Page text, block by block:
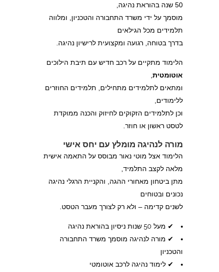
50 שנה בהוראת נהיגה,
מוסמך על ידי משרד התחבורה והטכניון, ומלווה
תלמידים מכל הגילאים
בדרך בטוחה, רגועה ומקצועית לרישיון נהיגה.
הלימוד מתקיים על רכב חדיש עם תיבת הילוכים
אוטומטית
ומתאים לתלמידים מתחילים, תלמידים החוזרים
ללימודים,
וכן לתלמידים הזקוקים לחיזוק והכנה ממוקדת
לטסט ראשון או חוזר.
מורה לנהיגה מומלץ עם יחס אישי
הלימוד אצל מוטי נאור מבוסס על התאמה אישית
מלאה לקצב התלמיד,
מתן ביטחון מאחורי ההגה, והקניית הרגלי נהיגה
נכונים ובטוחים
לשנים קדימה – ולא רק לצורך מעבר הטסט.
✔ מעל 50 שנות ניסיון בהוראת נהיגה
✔ מורה לנהיגה מוסמך משרד התחבורה
והטכניון
✔ לימוד נהיגה לרכב אוטומטי